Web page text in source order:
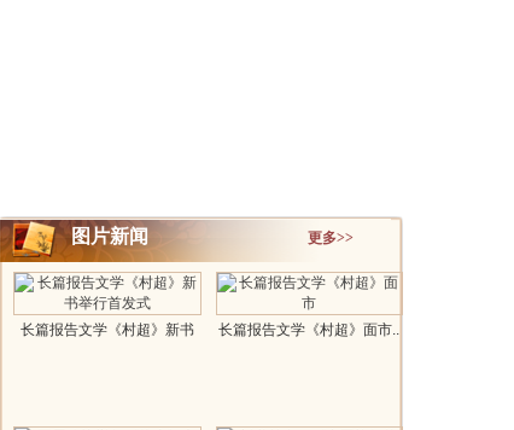
图片新闻 更多>>
长篇报告文学《村超》新书
长篇报告文学《村超》面市..